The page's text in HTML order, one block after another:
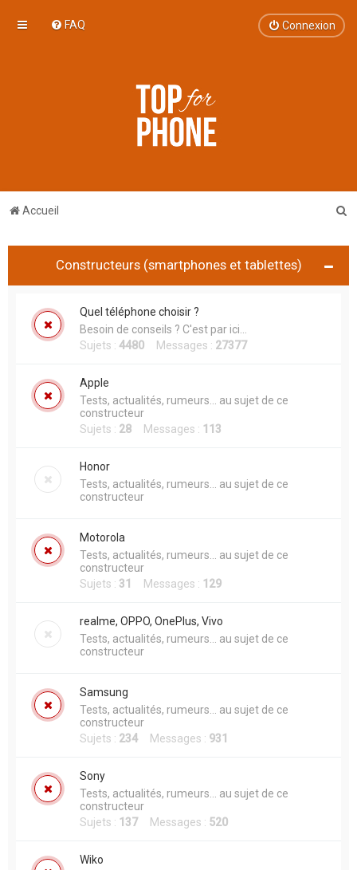
FAQ Connexion
Accueil
Constructeurs (smartphones et tablettes)
Quel téléphone choisir ?
Besoin de conseils ? C'est par ici...
Sujets : 4480 Messages : 27377
Apple
Tests, actualités, rumeurs... au sujet de ce
constructeur
Sujets : 28 Messages : 113
Honor
Tests, actualités, rumeurs... au sujet de ce
constructeur
Motorola
Tests, actualités, rumeurs... au sujet de ce
constructeur
Sujets : 31 Messages : 129
realme, OPPO, OnePlus, Vivo
Tests, actualités, rumeurs... au sujet de ce
constructeur
Samsung
Tests, actualités, rumeurs... au sujet de ce
constructeur
Sujets : 234 Messages : 931
Sony
Tests, actualités, rumeurs... au sujet de ce
constructeur
Sujets : 137Messages : 520
Wiko